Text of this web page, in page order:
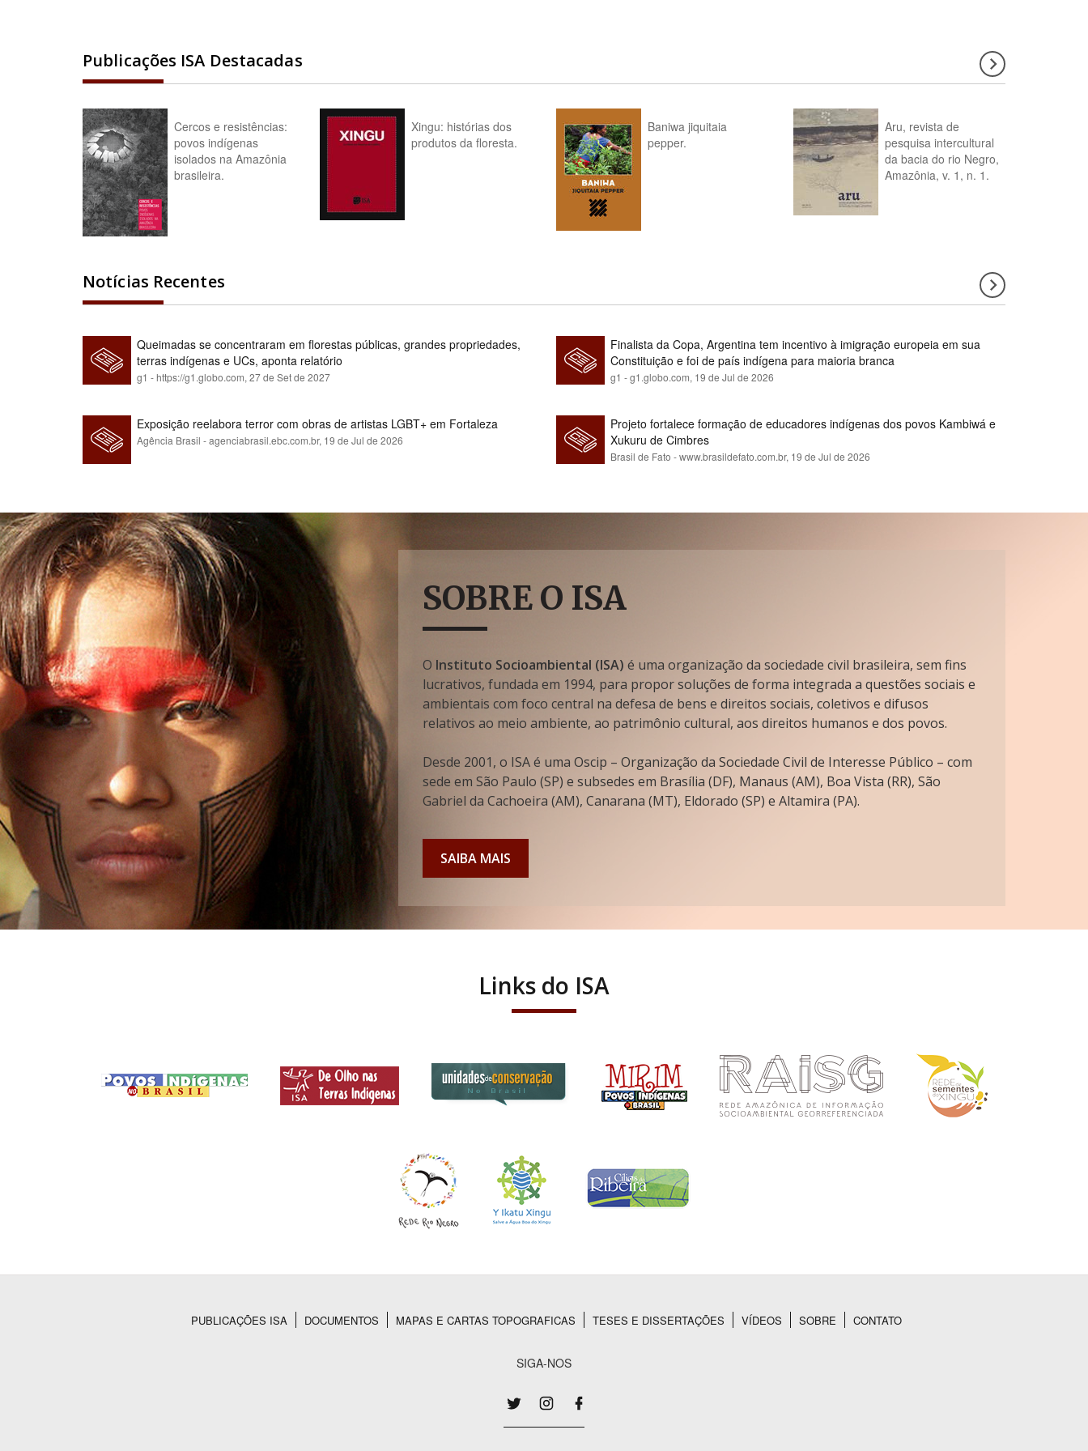
Publicações ISA Destacadas
Cercos e resistências:
povos indígenas
isolados na Amazônia
brasileira.
Xingu: histórias dos
produtos da floresta.
Baniwa jiquitaia
pepper.
Aru, revista de
pesquisa intercultural
da bacia do rio Negro,
Amazônia, v. 1, n. 1.
Notícias Recentes
Queimadas se concentraram em florestas públicas, grandes propriedades,
terras indígenas e UCs, aponta relatório
g1 - https://g1.globo.com, 27 de Set de 2027
Finalista da Copa, Argentina tem incentivo à imigração europeia em sua
Constituição e foi de país indígena para maioria branca
g1 - g1.globo.com, 19 de Jul de 2026
Exposição reelabora terror com obras de artistas LGBT+ em Fortaleza
Agência Brasil - agenciabrasil.ebc.com.br, 19 de Jul de 2026
Projeto fortalece formação de educadores indígenas dos povos Kambiwá e
Xukuru de Cimbres
Brasil de Fato - www.brasildefato.com.br, 19 de Jul de 2026
SOBRE O ISA
O Instituto Socioambiental (ISA) é uma organização da sociedade civil brasileira, sem fins
lucrativos, fundada em 1994, para propor soluções de forma integrada a questões sociais e
ambientais com foco central na defesa de bens e direitos sociais, coletivos e difusos
relativos ao meio ambiente, ao patrimônio cultural, aos direitos humanos e dos povos.
Desde 2001, o ISA é uma Oscip – Organização da Sociedade Civil de Interesse Público – com
sede em São Paulo (SP) e subsedes em Brasília (DF), Manaus (AM), Boa Vista (RR), São
Gabriel da Cachoeira (AM), Canarana (MT), Eldorado (SP) e Altamira (PA).
SAIBA MAIS
Links do ISA
PUBLICAÇÕES ISA DOCUMENTOS MAPAS E CARTAS TOPOGRAFICAS TESES E DISSERTAÇÕES VÍDEOS SOBRE CONTATO
SIGA-NOS